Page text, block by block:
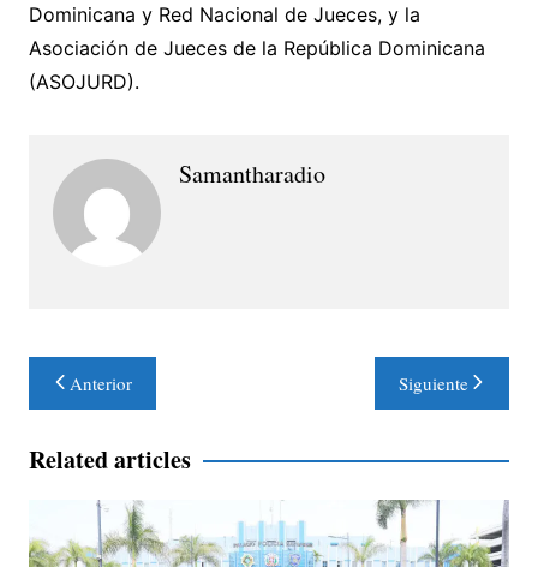
Dominicana y Red Nacional de Jueces, y la
Asociación de Jueces de la República Dominicana
(ASOJURD).
Samantharadio
Navegación
de
entradas
Anterior Siguiente
Related articles